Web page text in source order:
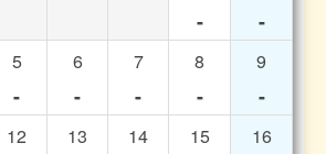
- -
5
-
6
-
7
-
8
-
9
-
12 13 14 15 16